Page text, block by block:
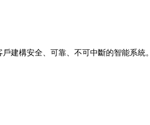
建構安全、可靠、不可中斷的智能系統。